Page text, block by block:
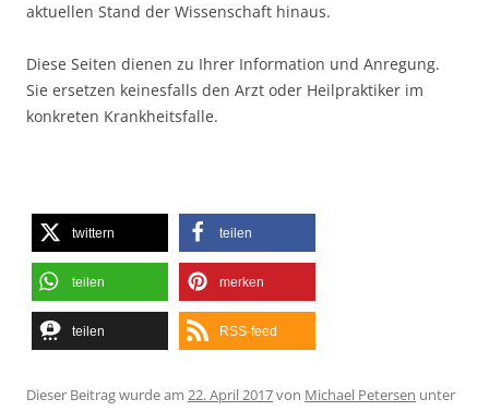
aktuellen Stand der Wissenschaft hinaus.
Diese Seiten dienen zu Ihrer Information und Anregung.
Sie ersetzen keinesfalls den Arzt oder Heilpraktiker im
konkreten Krankheitsfalle.
twittern teilen
teilen merken
teilen RSS-feed
Dieser Beitrag wurde am 22. April 2017von Michael Petersen unter